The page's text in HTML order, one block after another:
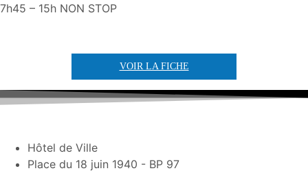
7h45 – 15h NON STOP
VOIR LA FICHE
Hôtel de Ville
Place du 18 juin 1940 - BP 97